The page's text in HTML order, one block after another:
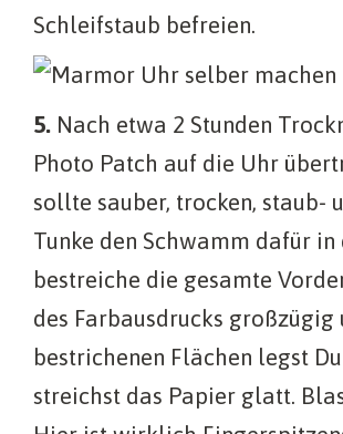
Schleifstaub befreien.
5. Nach etwa 2 Stunden
Photo Patch auf die Uhr
sollte sauber, trocken, staub-
Tunke den Schwamm dafür
bestreiche die gesamte
des Farbausdrucks
bestrichenen Flächen legst
streichst das Papier glatt.